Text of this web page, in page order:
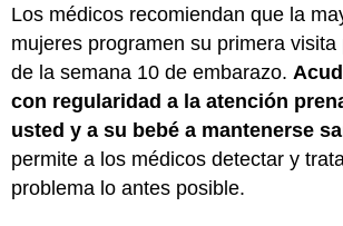
Los médicos recomiendan que la
mujeres programen su primera
de la semana 10 de embarazo.
con regularidad a la atención
usted y a su bebé a mantenerse
permite a los médicos detectar y
problema lo antes posible.